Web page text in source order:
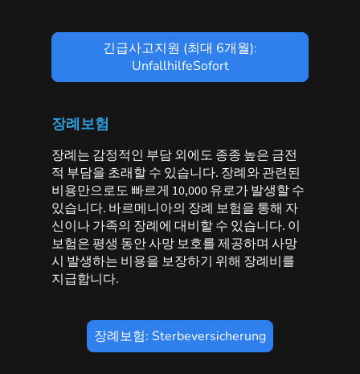
긴급사고지원 (최대 6개월):
UnfallhilfeSofort
장례보험
장례는 감정적인 부담 외에도 종종 높은 금전
적 부담을 초래할 수 있습니다. 장례와 관련된
비용만으로도 빠르게 10,000 유로가 발생할 수
있습니다. 바르메니아의 장례 보험을 통해 자
신이나 가족의 장례에 대비할 수 있습니다. 이
보험은 평생 동안 사망 보호를 제공하며 사망
시 발생하는 비용을 보장하기 위해 장례비를
지급합니다.
장례보험: Sterbeversicherung